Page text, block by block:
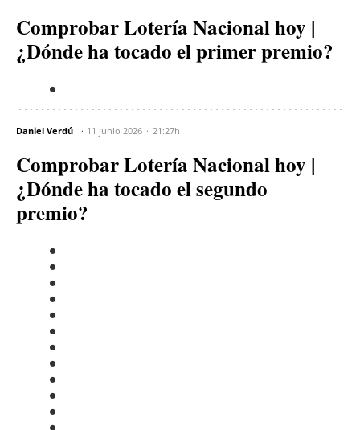
Comprobar Lotería Nacional hoy |
¿Dónde ha tocado el primer premio?
Daniel Verdú 11 junio 2026 21:27h
Comprobar Lotería Nacional hoy |
¿Dónde ha tocado el segundo
premio?